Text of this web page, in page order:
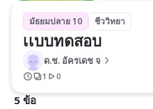
มัธยมปลาย 10 ชีววิทยา
เเบบทดสอบ
ด.ช. อัครเดช จ
1 0
5 ข้อ